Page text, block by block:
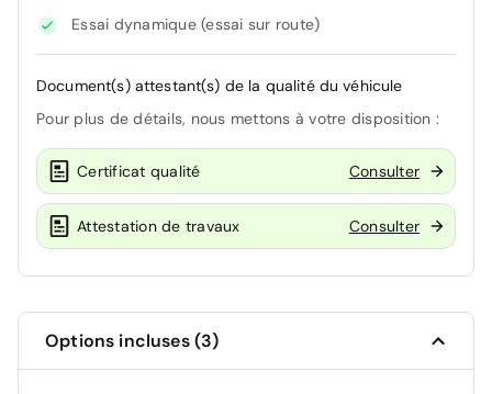
Essai dynamique (essai sur route)
Document(s) attestant(s) de la qualité du véhicule
Pour plus de détails, nous mettons à votre disposition :
Certificat qualité Consulter
Attestation de travaux Consulter
Options incluses (3)